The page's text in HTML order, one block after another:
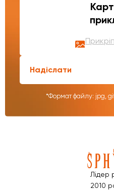
Надіслати
*Формат файлу: jpg,
Лідер
2010